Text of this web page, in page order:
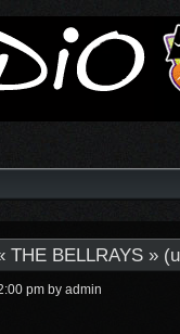
THE BELLRAYS »
pm by admin